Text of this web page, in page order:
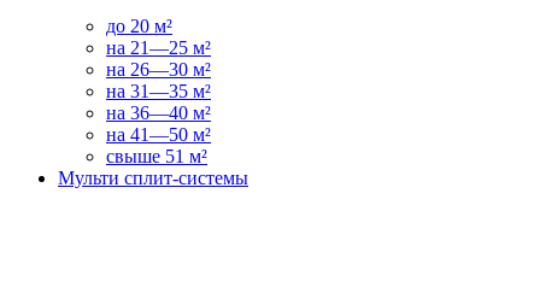
до 20 м²
на 21—25 м²
на 26—30 м²
на 31—35 м²
на 36—40 м²
на 41—50 м²
свыше 51 м²
Мульти сплит-системы